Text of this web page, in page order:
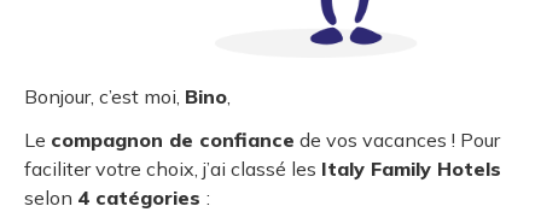
Bonjour, c’est moi, Bino,
Le compagnon de confiance de vos vacances ! Pour
faciliter votre choix, j’ai classé les Italy Family Hotels
selon 4 catégories :